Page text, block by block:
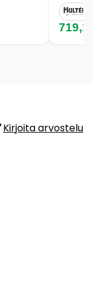
Kirjoita arvostelu